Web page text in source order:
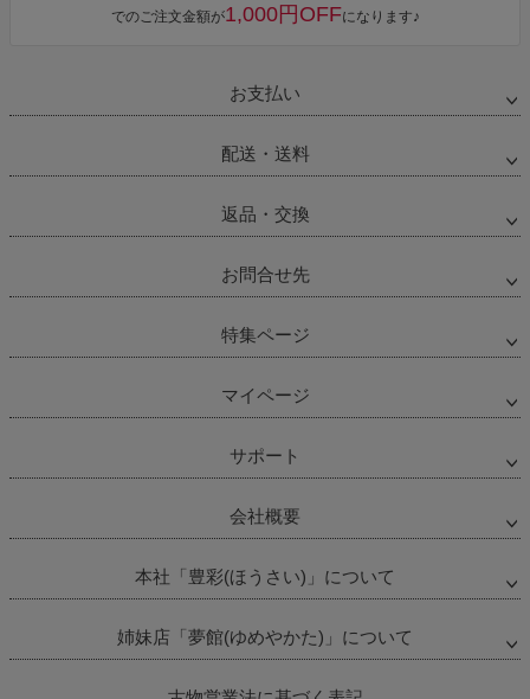
でのご注文金額が1,000円OFFになります♪
お支払い
配送・送料
返品・交換
お問合せ先
特集ページ
マイページ
サポート
会社概要
本社「豊彩(ほうさい)」について
姉妹店「夢館(ゆめやかた)」について